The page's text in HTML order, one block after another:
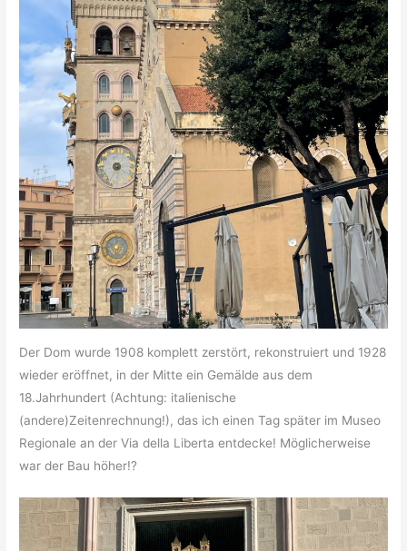
Der Dom wurde 1908 komplett zerstört, rekonstruiert und 1928
wieder eröffnet, in der Mitte ein Gemälde aus dem
18.Jahrhundert (Achtung: italienische
(andere)Zeitenrechnung!), das ich einen Tag später im Museo
Regionale an der Via della Liberta entdecke! Möglicherweise
war der Bau höher!?